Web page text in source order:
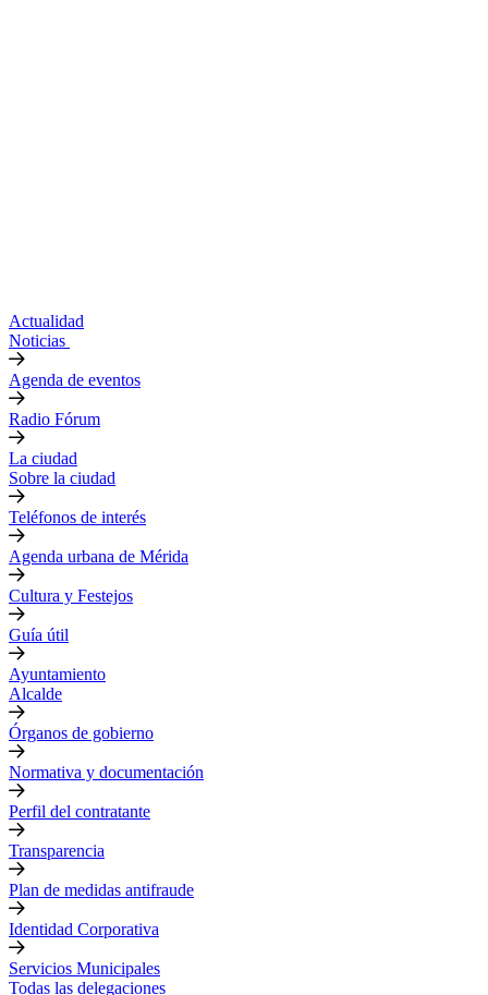
Actualidad
Noticias
Agenda de eventos
Radio Fórum
La ciudad
Sobre la ciudad
Teléfonos de interés
Agenda urbana de Mérida
Cultura y Festejos
Guía útil
Ayuntamiento
Alcalde
Órganos de gobierno
Normativa y documentación
Perfil del contratante
Transparencia
Plan de medidas antifraude
Identidad Corporativa
Servicios Municipales
Todas las delegaciones